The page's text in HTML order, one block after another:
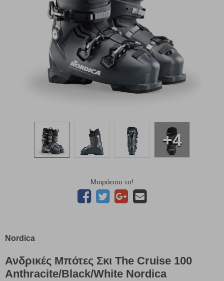
+4
Μοιράσου το!
Nordica
Ανδρικές Μπότες Σκι The Cruise 100
Anthracite/Black/White Nordica